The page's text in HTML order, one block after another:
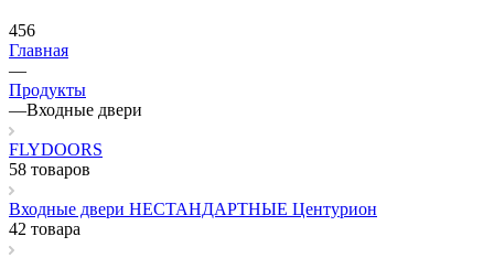
456
Главная
—
Продукты
—Входные двери
FLYDOORS
58 товаров
Входные двери НЕСТАНДАРТНЫЕ Центурион
42 товара